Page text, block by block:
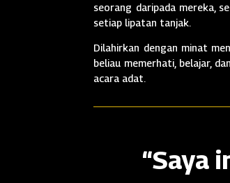
seorang daripada mereka,
setiap lipatan tanjak.
Dilahirkan dengan minat
beliau memerhati, belajar,
acara adat.
“Saya